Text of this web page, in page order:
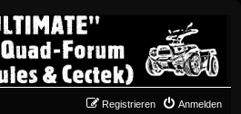
Anmelden
Registrieren